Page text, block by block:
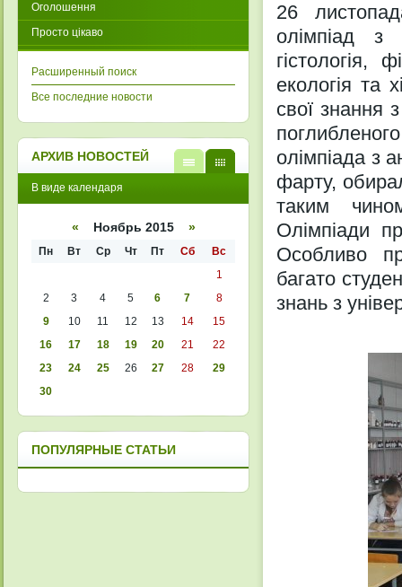
26
олімпіад з
гістологія,
екологія та
свої знання
олімпіада з
фарту,
таким
Олімпіади
Особливо
багато
знань з
Оголошення
Просто цікаво
Расширенный поиск
Все последние новости
АРХИВ НОВОСТЕЙ
кален
списк
В виде календаря
« Ноябрь 2015 »
Пн Вт Ср Чт Пт Сб
Вс
1
2
3 4 5 6 7
8
9
10 11 12 13 14
15
16
17 18 19 20 21
22
23
24 25 26 27 28
29
30
ПОПУЛЯРНЫЕ СТАТЬИ